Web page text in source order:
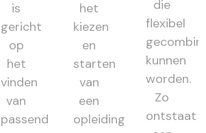
is
gericht
op
het
vinden
van
passend
het
kiezen
en
starten
van
een
opleiding
die
flexibel
kunnen
worden.
Zo
ontstaat